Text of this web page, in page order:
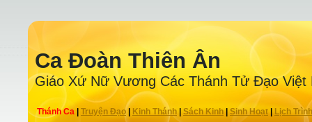
Ca Ðoàn Thiên Ân
Giáo Xứ Nữ Vương Các Thánh Tử Ðạo Việt
Thánh Ca Truyện Ðạo| Kinh Thánh Sách Kinh|Sinh Hoạt| Lịch Trình